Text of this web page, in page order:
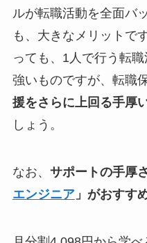
ルが転職活動を全面バ
も、大きなメリットで
っても、1人で行う転
強いものですが、転職
援をさらに上回る手厚
しょう。
なお、 サポートの手厚
エンジニア」がおすす